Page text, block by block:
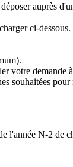
auprès
ci-dessous.
votre demande
souhaitées
l'année N-2 de